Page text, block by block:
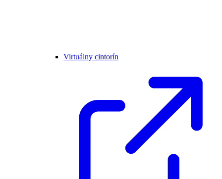
Virtuálny cintorín